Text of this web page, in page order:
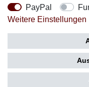
Zahlung
PayPal
Weitere Einstellungen